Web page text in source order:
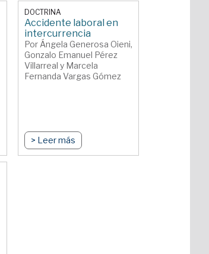
DOCTRINA
Accidente laboral en
intercurrencia
Por Ángela Generosa Oieni,
Gonzalo Emanuel Pérez
Villarreal y Marcela
Fernanda Vargas Gómez
> Leer más